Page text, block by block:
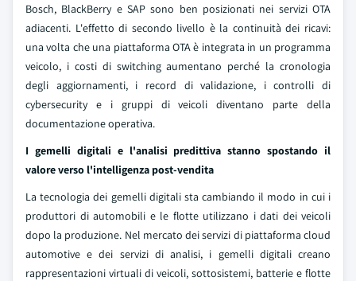
Bosch, BlackBerry e SAP sono ben posizionati nei servizi OTA
adiacenti. L'effetto di secondo livello è la continuità dei ricavi:
una volta che una piattaforma OTA è integrata in un programma
veicolo, i costi di switching aumentano perché la cronologia
degli aggiornamenti, i record di validazione, i controlli di
cybersecurity e i gruppi di veicoli diventano parte della
documentazione operativa.
I gemelli digitali e l'analisi predittiva stanno spostando il
valore verso l'intelligenza post-vendita
La tecnologia dei gemelli digitali sta cambiando il modo in cui i
produttori di automobili e le flotte utilizzano i dati dei veicoli
dopo la produzione. Nel mercato dei servizi di piattaforma cloud
automotive e dei servizi di analisi, i gemelli digitali creano
rappresentazioni virtuali di veicoli, sottosistemi, batterie e flotte